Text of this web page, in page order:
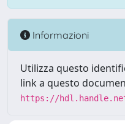
Informazioni
Utilizza questo
link a questo
https://